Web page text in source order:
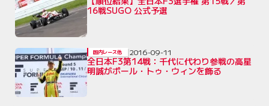
16戦SUGO 公式予選
全日本F3第14戦：千代に代わり参戦の高星
明誠がポール・トゥ・ウィンを飾る
国内レース他 2016-09-11